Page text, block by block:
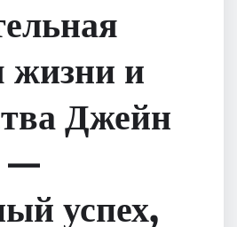
жизни и
Джейн
—
успех,